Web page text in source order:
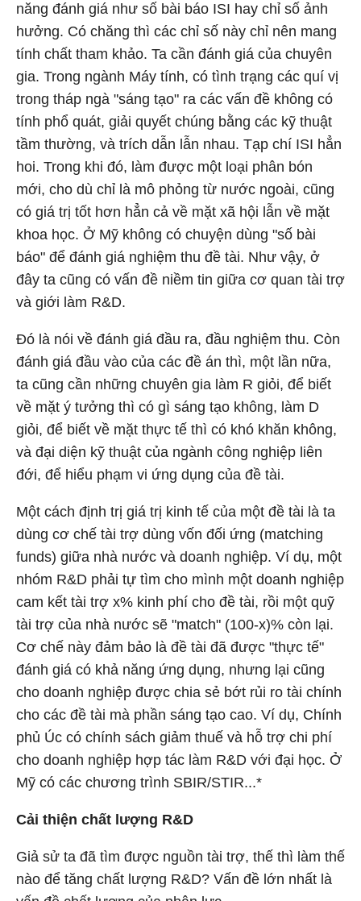
năng đánh giá như số bài báo ISI hay chỉ số ảnh
hưởng. Có chăng thì các chỉ số này chỉ nên mang
tính chất tham khảo. Ta cần đánh giá của chuyên
gia. Trong ngành Máy tính, có tình trạng các quí vị
trong tháp ngà "sáng tạo" ra các vấn đề không có
tính phổ quát, giải quyết chúng bằng các kỹ thuật
tầm thường, và trích dẫn lẫn nhau. Tạp chí ISI hẳn
hoi. Trong khi đó, làm được một loại phân bón
mới, cho dù chỉ là mô phỏng từ nước ngoài, cũng
có giá trị tốt hơn hẳn cả về mặt xã hội lẫn về mặt
khoa học. Ở Mỹ không có chuyện dùng "số bài
báo" để đánh giá nghiệm thu đề tài. Như vậy, ở
đây ta cũng có vấn đề niềm tin giữa cơ quan tài trợ
và giới làm R&D.
Đó là nói về đánh giá đầu ra, đầu nghiệm thu. Còn
đánh giá đầu vào của các đề án thì, một lần nữa,
ta cũng cần những chuyên gia làm R giỏi, để biết
về mặt ý tưởng thì có gì sáng tạo không, làm D
giỏi, để biết về mặt thực tế thì có khó khăn không,
và đại diện kỹ thuật của ngành công nghiệp liên
đới, để hiểu phạm vi ứng dụng của đề tài.
Một cách định trị giá trị kinh tế của một đề tài là ta
dùng cơ chế tài trợ dùng vốn đối ứng (matching
funds) giữa nhà nước và doanh nghiệp. Ví dụ, một
nhóm R&D phải tự tìm cho mình một doanh nghiệp
cam kết tài trợ x% kinh phí cho đề tài, rồi một quỹ
tài trợ của nhà nước sẽ "match" (100-x)% còn lại.
Cơ chế này đảm bảo là đề tài đã được "thực tế"
đánh giá có khả năng ứng dụng, nhưng lại cũng
cho doanh nghiệp được chia sẻ bớt rủi ro tài chính
cho các đề tài mà phần sáng tạo cao. Ví dụ, Chính
phủ Úc có chính sách giảm thuế và hỗ trợ chi phí
cho doanh nghiệp hợp tác làm R&D với đại học. Ở
Mỹ có các chương trình SBIR/STIR...*
Cải thiện chất lượng R&D
Giả sử ta đã tìm được nguồn tài trợ, thế thì làm thế
nào để tăng chất lượng R&D? Vấn đề lớn nhất là